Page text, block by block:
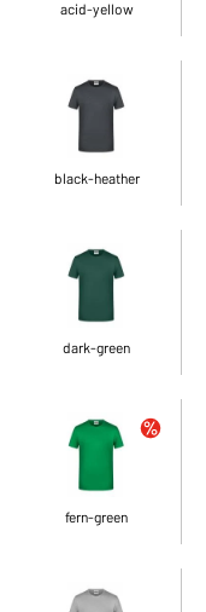
acid-yellow
black-heather
dark-green
fern-green